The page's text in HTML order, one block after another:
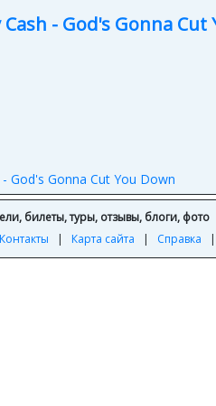
Cash - God's Gonna Cut
- God's Gonna Cut You Down
билеты, туры, отзывы, блоги, фото
Контакты | Карта сайта | Справка